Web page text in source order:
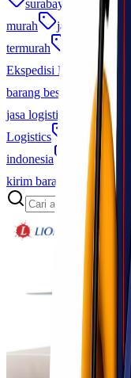
surabaya makassar
murah
jakarta
termurah
Cargo
Ekspedisi Laut Udara
barang besar
cargo
jasa logistik terpercaya
Logistics
sla logistik
indonesia
empu
kirim barang udara